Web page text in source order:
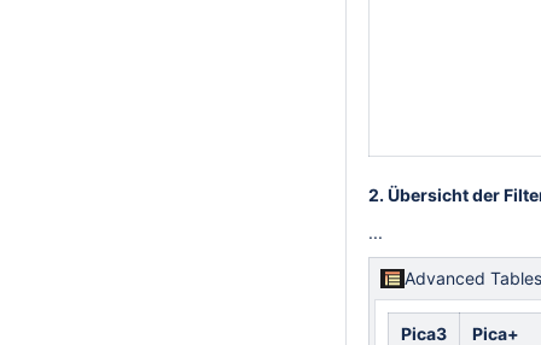
2. Übersicht der
...
Advanced
Pica3 Pica+